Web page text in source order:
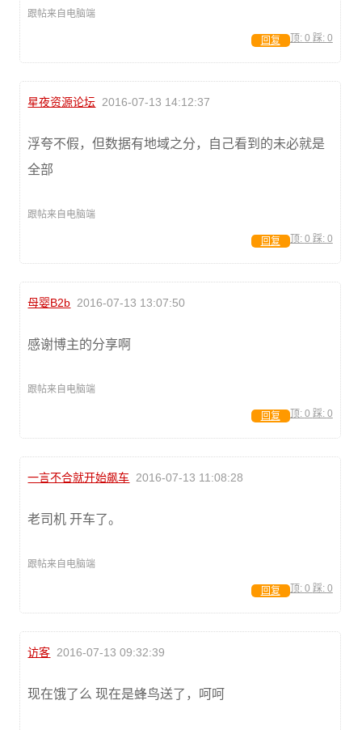
跟帖来自电脑端
顶: 0 踩: 0
回复
星夜资源论坛 2016-07-13 14:12:37
浮夸不假，但数据有地域之分，自己看到的未必就是
全部
跟帖来自电脑端
顶: 0 踩: 0
回复
母婴B2b 2016-07-13 13:07:50
感谢博主的分享啊
跟帖来自电脑端
顶: 0 踩: 0
回复
一言不合就开始飙车 2016-07-13 11:08:28
老司机 开车了。
跟帖来自电脑端
顶: 0 踩: 0
回复
访客 2016-07-13 09:32:39
现在饿了么 现在是蜂鸟送了，呵呵